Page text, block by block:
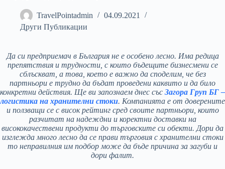
TravelPointadmin
04.09.2021
Други Публикации
Да си предприемач в България не е особено лесно. Има редица
препятствия и трудности, с които бъдещите бизнесмени се
сблъскват, а това, което е важно да споделим, че без
партньори е трудно да бъдат проведени каквито и да било
конкретни действия. Ще ви запознаем днес със Загора Груп БГ –
логистика на хранителни стоки. Компанията е от доверените
и ползващи се с висок рейтинг сред своите партньори, които
разчитат на надеждни и коректни доставки на
висококачествени продукти до търговските си обекти. Дори да
изглежда много лесно да се прави търговия с хранителни стоки
то неправилния им подбор може да бъде причина за загуби и
дори фалит.